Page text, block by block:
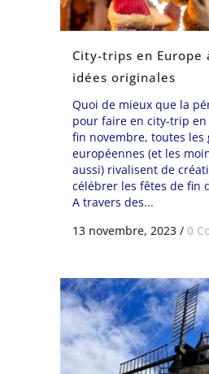
City-trips en Europe
idées originales
Quoi de mieux que la
pour faire en city-trip en
fin novembre, toutes les
européennes (et les
aussi) rivalisent de
célébrer les fêtes de fin
A travers des...
13 novembre, 2023 / 0